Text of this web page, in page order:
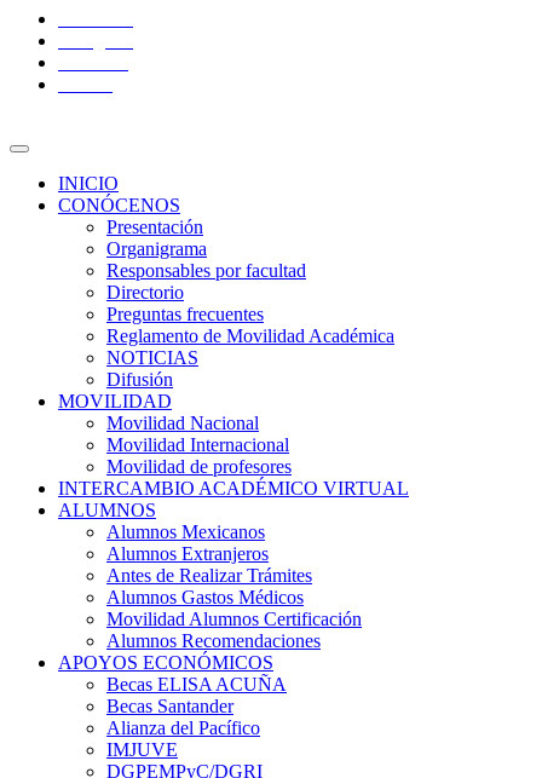
INICIO
CONÓCENOS
Presentación
Organigrama
Responsables por facultad
Directorio
Preguntas frecuentes
Reglamento de Movilidad Académica
NOTICIAS
Difusión
MOVILIDAD
Movilidad Nacional
Movilidad Internacional
Movilidad de profesores
INTERCAMBIO ACADÉMICO VIRTUAL
ALUMNOS
Alumnos Mexicanos
Alumnos Extranjeros
Antes de Realizar Trámites
Alumnos Gastos Médicos
Movilidad Alumnos Certificación
Alumnos Recomendaciones
APOYOS ECONÓMICOS
Becas ELISA ACUÑA
Becas Santander
Alianza del Pacífico
IMJUVE
DGPEMPyC/DGRI